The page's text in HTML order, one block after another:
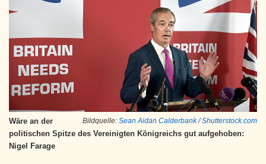
Bildquelle: Sean Aidan Calderbank / Shutterstock.com
Wäre an der
politischen Spitze des Vereinigten Königreichs gut aufgehoben:
Nigel Farage